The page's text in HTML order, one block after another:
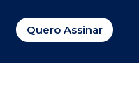
Quero Assinar